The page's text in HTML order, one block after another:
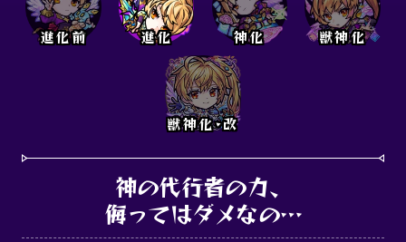
進化前 進化 神化 獣神化
獣神化･改
神の代行者の力、
侮ってはダメなの…